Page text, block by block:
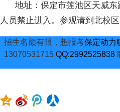
地址：保定市莲池区天威东
人员禁止进入。参观请到北校区
招生名额有限，想报考保定动力
13070531715 QQ:2992525838